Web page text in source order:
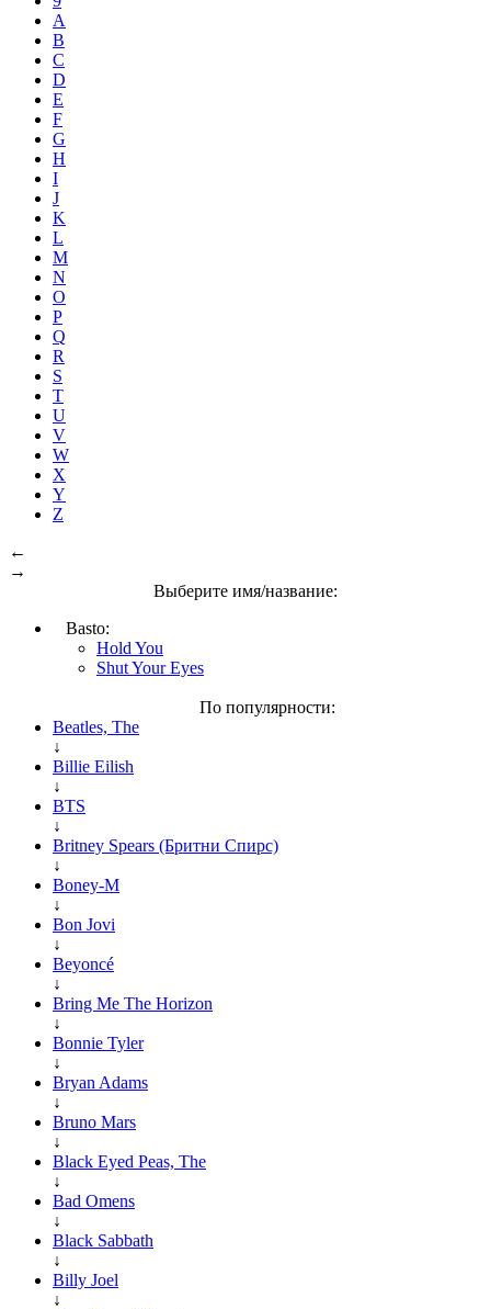
A
B
C
D
E
F
G
H
I
J
K
L
M
N
O
P
Q
R
S
T
U
V
W
X
Y
Z
←
→
Выберите имя/название:
Basto:
Hold You
Shut Your Eyes
По популярности:
Beatles, The
↓
Billie Eilish
↓
BTS
↓
Britney Spears (Бритни Спирс)
↓
Boney-M
↓
Bon Jovi
↓
Beyoncé
↓
Bring Me The Horizon
↓
Bonnie Tyler
↓
Bryan Adams
↓
Bruno Mars
↓
Black Eyed Peas, The
↓
Bad Omens
↓
Black Sabbath
↓
Billy Joel
↓